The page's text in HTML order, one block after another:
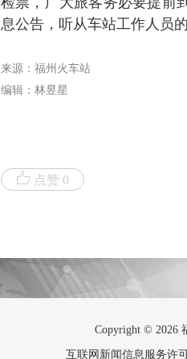
检票，广大旅客务必要提前
息公告，听从车站工作人员
来源：福州火车站
编辑：林昱星
点赞 0
Copyright © 2026
互联网新闻信息服务许